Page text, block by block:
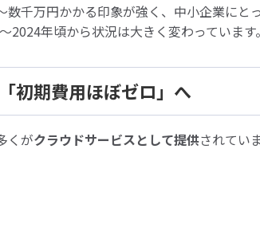
千万円かかる印象が強く、中小企業にと
年頃から状況は大きく変わっています。
初期費用ほぼゼロ」へ
くがクラウドサービスとして提供されてい